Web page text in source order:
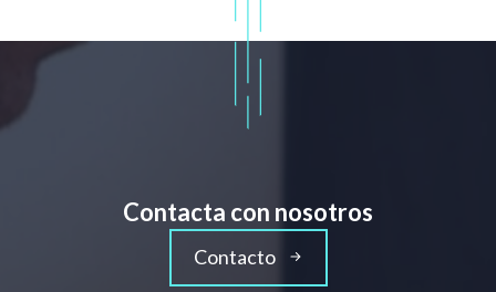
Contacta con nosotros
Contacto